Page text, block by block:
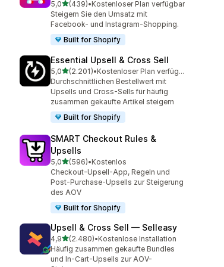
5,0von 5 Sternen
(439)
439 Rezensionen insgesamt
•Kostenloser Plan verfügbar
Steigern Sie den Umsatz mit
Facebook- und Instagram-Shopping.
Built for Shopify
Essential Upsell & Cross Sell
5,0von 5 Sternen
(2.201)
2201 Rezensionen insgesamt
•
Kostenloser Plan verfügbar
Durchschnittlichen Bestellwert mit
Upsells und Cross-Sells für häufig
zusammen gekaufte Artikel steigern
Built for Shopify
SMART Checkout Rules &
Upsells
5,0von 5 Sternen
(596)
596 Rezensionen insgesamt
•Kostenlos
Checkout-Upsell-App, Regeln und
Post-Purchase-Upsells zur Steigerung
des AOV
Built for Shopify
Upsell & Cross Sell — Selleasy
4,9von 5 Sternen
(2.480)
2480 Rezensionen insgesamt
•Kostenlose Installation
Häufig zusammen gekaufte Bundles
und In-Cart-Upsells zur AOV-